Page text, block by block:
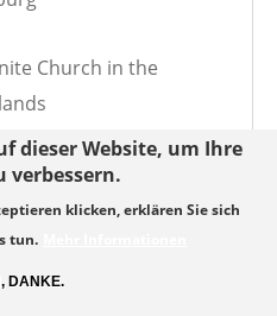
dieser Website, um Ihre
verbessern.
klicken, erklären Sie sich
tun.
DANKE.
Church in the
Church in the
Church of the